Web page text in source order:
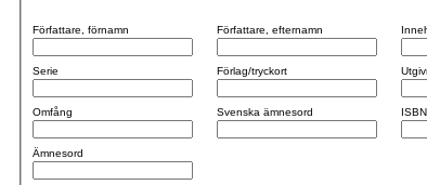
Författare, förnamn
Serie
Omfång
Ämnesord
Författare, efternamn
Förlag/tryckort
Svenska ämnesord ISBN